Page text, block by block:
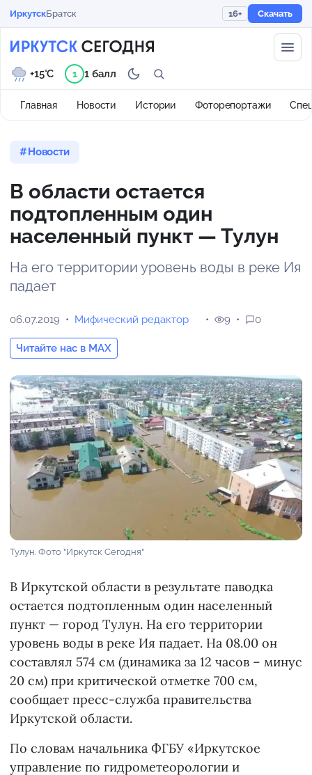
ИркутскБратск 16+ Скачать
Главная Новости Истории Фоторепортажи
+15°C 1 1 балл
Новости
В области остается
подтопленным один
населенный пункт — Тулун
На его территории уровень воды в реке Ия
падает
06.07.2019 Мифический редактор
Читайте нас в MAX
9 0
Тулун. Фото "Иркутск Сегодня"
В Иркутской области в результате паводка
остается подтопленным один населенный
пункт — город Тулун. На его территории
уровень воды в реке Ия падает. На 08.00 он
составлял 574 см (динамика за 12 часов – минус
20 см) при критической отметке 700 см,
сообщает пресс-служба правительства
Иркутской области.
По словам начальника ФГБУ «Иркутское
управление по гидрометеорологии и